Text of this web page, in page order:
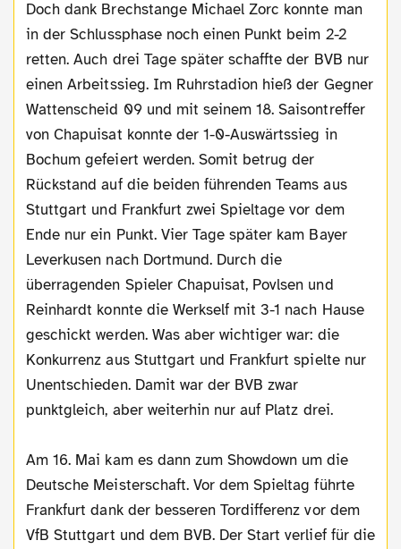
Doch dank Brechstange Michael Zorc konnte man
in der Schlussphase noch einen Punkt beim 2-2
retten. Auch drei Tage später schaffte der BVB nur
einen Arbeitssieg. Im Ruhrstadion hieß der Gegner
Wattenscheid 09 und mit seinem 18. Saisontreffer
von Chapuisat konnte der 1-0-Auswärtssieg in
Bochum gefeiert werden. Somit betrug der
Rückstand auf die beiden führenden Teams aus
Stuttgart und Frankfurt zwei Spieltage vor dem
Ende nur ein Punkt. Vier Tage später kam Bayer
Leverkusen nach Dortmund. Durch die
überragenden Spieler Chapuisat, Povlsen und
Reinhardt konnte die Werkself mit 3-1 nach Hause
geschickt werden. Was aber wichtiger war: die
Konkurrenz aus Stuttgart und Frankfurt spielte nur
Unentschieden. Damit war der BVB zwar
punktgleich, aber weiterhin nur auf Platz drei.
Am 16. Mai kam es dann zum Showdown um die
Deutsche Meisterschaft. Vor dem Spieltag führte
Frankfurt dank der besseren Tordifferenz vor dem
VfB Stuttgart und dem BVB. Der Start verlief für die